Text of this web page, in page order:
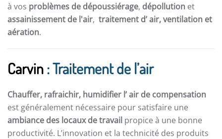
à vos problèmes de dépoussiérage, dépollution et
assainissement de l'air, traitement d’ air,ventilation et
aération.
Carvin: Traitement de l’air
Chauffer, rafraichir, humidifier l’ air de compensation
est généralement nécessaire pour satisfaire une
ambiance des locaux de travail propice à une bonne
productivité. L’innovation et la technicité des produits